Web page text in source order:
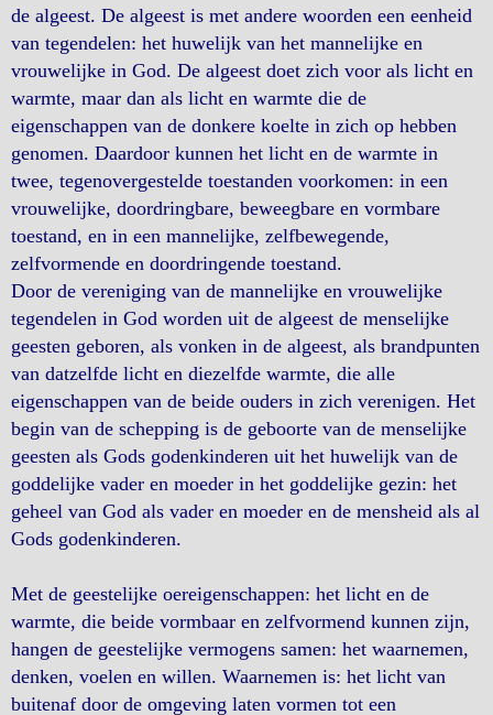
de algeest. De algeest is met andere woorden een eenheid
van tegendelen: het huwelijk van het mannelijke en
vrouwelijke in God. De algeest doet zich voor als licht en
warmte, maar dan als licht en warmte die de
eigenschappen van de donkere koelte in zich op hebben
genomen. Daardoor kunnen het licht en de warmte in
twee, tegenovergestelde toestanden voorkomen: in een
vrouwelijke, doordringbare, beweegbare en vormbare
toestand, en in een mannelijke, zelfbewegende,
zelfvormende en doordringende toestand.
Door de vereniging van de mannelijke en vrouwelijke
tegendelen in God worden uit de algeest de menselijke
geesten geboren, als vonken in de algeest, als brandpunten
van datzelfde licht en diezelfde warmte, die alle
eigenschappen van de beide ouders in zich verenigen. Het
begin van de schepping is de geboorte van de menselijke
geesten als Gods godenkinderen uit het huwelijk van de
goddelijke vader en moeder in het goddelijke gezin: het
geheel van God als vader en moeder en de mensheid als al
Gods godenkinderen.
Met de geestelijke oereigenschappen: het licht en de
warmte, die beide vormbaar en zelfvormend kunnen zijn,
hangen de geestelijke vermogens samen: het waarnemen,
denken, voelen en willen. Waarnemen is: het licht van
buitenaf door de omgeving laten vormen tot een